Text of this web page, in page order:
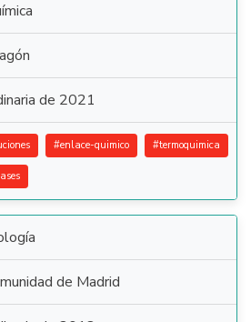
de 2021
#enlace-quimico #termoquimica
de Madrid